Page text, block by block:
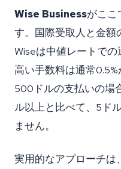
Wise Businessがここ
す。国際受取人と金額
Wiseは中値レートで
高い手数料は通常
500ドルの支払いの場
ル以上と比べて、5ド
ません。
実用的なアプローチは